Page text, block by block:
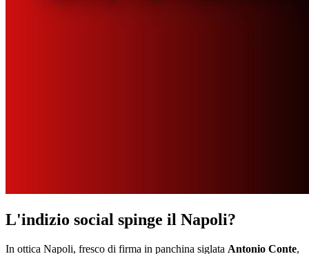
L'indizio social spinge il Napoli?
In ottica Napoli, fresco di firma in panchina siglata Antonio Conte,